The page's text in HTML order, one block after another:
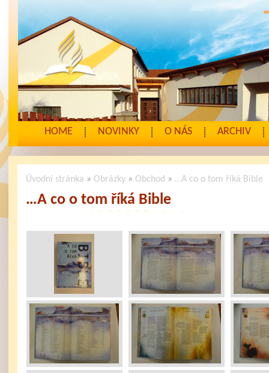
HOME NOVINKY O NÁS ARCHIV
Úvodní stránka » Obrázky » Obchod » …A co o tom říká Bible
…A co o tom říká Bible